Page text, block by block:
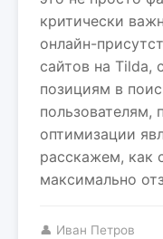
критически
онлайн-
сайтов на
позициям в
пользователям,
оптимизации
расскажем, как
максимально
👤 Иван Петров